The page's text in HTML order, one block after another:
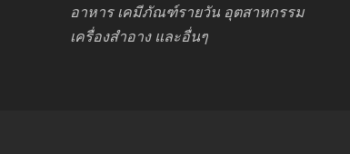
อาหาร เคมีภัณฑ์รายวัน อุตสาหกรรม
เครื่องสำอาง และอื่นๆ